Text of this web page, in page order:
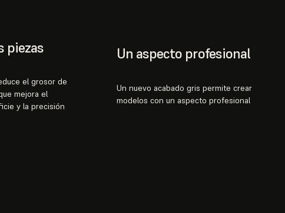
piezas
el grosor de
mejora el
y la precisión
Un aspecto profesional
Un nuevo acabado gris permite crear
modelos con un aspecto profesional